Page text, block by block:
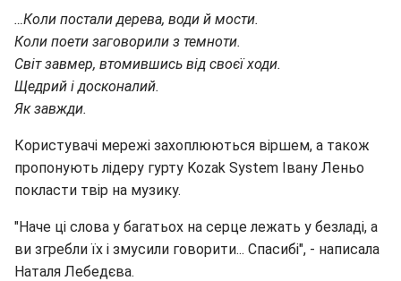
…Коли постали дерева, води й мости.
Коли поети заговорили з темноти.
Світ завмер, втомившись від своєї ходи.
Щедрий і досконалий.
Як завжди.
Користувачі мережі захоплюються віршем, а також
пропонують лідеру гурту Kozak System Івану Леньо
покласти твір на музику.
"Наче ці слова у багатьох на серце лежать у безладі, а
ви згребли їх і змусили говорити... Спасибі", - написала
Наталя Лебедєва.